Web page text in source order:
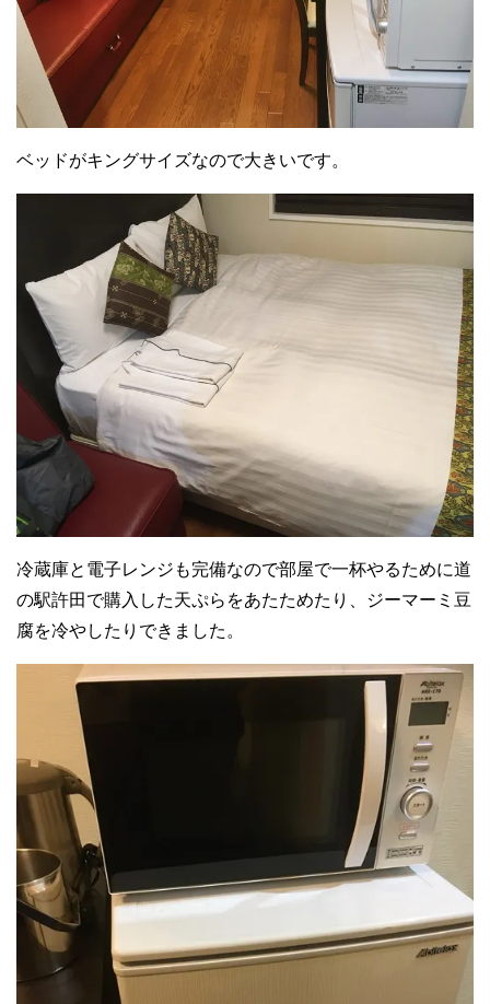
ベッドがキングサイズなので大きいです。
冷蔵庫と電子レンジも完備なので部屋で一杯やるために道
の駅許田で購入した天ぷらをあたためたり、ジーマーミ豆
腐を冷やしたりできました。